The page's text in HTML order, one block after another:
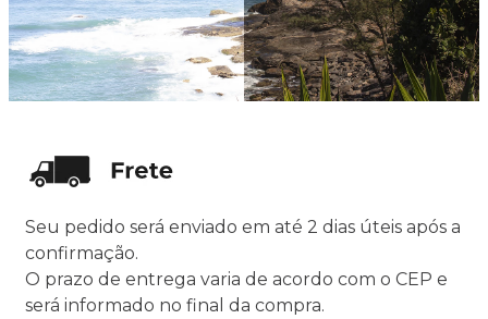
Seu pedido será enviado em até 2 dias úteis após a
confirmação.
O prazo de entrega varia de acordo com o CEP e
será informado no final da compra.